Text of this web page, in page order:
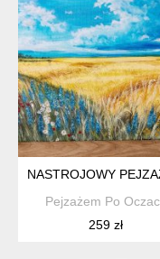
NASTROJOWY
Pejzażem Po
259 zł